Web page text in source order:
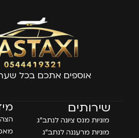
אוספים אתכם בכל שעה,
שירותים
מוניות מנס ציונה לנתב״ג
מוניות מרעננה לנתב״ג